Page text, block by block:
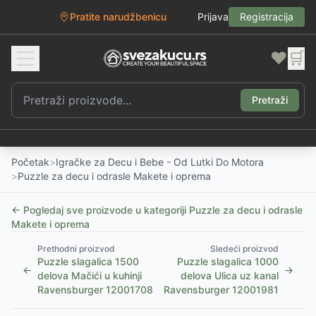
Pratite narudžbenicu Prijava Registracija
❤️ 🛒
Pretraži
Početak>Igračke za Decu i Bebe - Od Lutki Do Motora
>Puzzle za decu i odrasle Makete i oprema
← Pogledaj sve proizvode u kategoriji Puzzle za decu i odrasle
Makete i oprema
←
Prethodni proizvod
Puzzle slagalica 1500
delova Mačići u kuhinji
Ravensburger 12001708
Sledeći proizvod
Puzzle slagalica 1000
delova Ulica uz kanal
Ravensburger 12001981
→